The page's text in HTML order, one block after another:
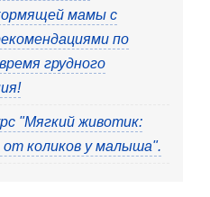
мамы с
по
грудного
"Мягкий животик:
от коликов у малыша".